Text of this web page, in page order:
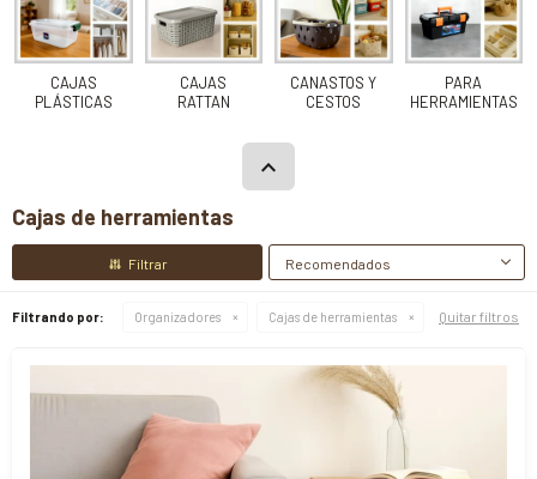
CAJAS
PLÁSTICAS
CAJAS
RATTAN
CANASTOS Y
CESTOS
PARA
HERRAMIENTAS
Cajas de herramientas
Recomendados
Filtrando por: Organizadores Cajas de herramientas Quitar filtros